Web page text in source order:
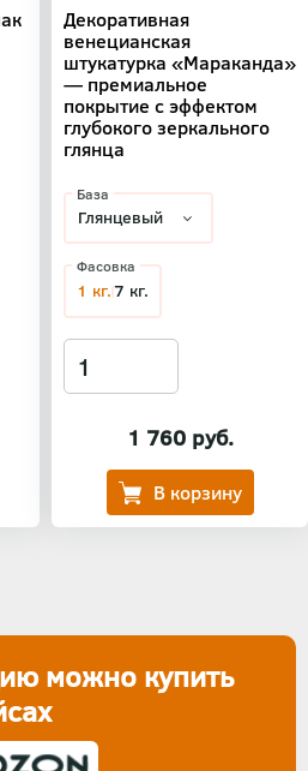
Декоративная
венецианская
штукатурка «Мараканда»
— премиальное
покрытие с эффектом
глубокого зеркального
глянца
1 760 руб.
База
Фасовка
1 кг.7 кг.
можно купить